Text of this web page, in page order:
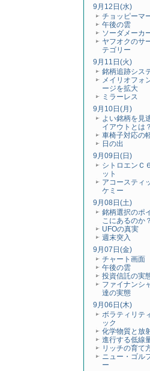
9月12日(水)
チョッピーマ
午後の雲
ソーダメーカ
ヤフオクのサ
テゴリー
9月11日(火)
銘柄追跡シス
メイリオフォ
ージを拡大
ミラーレス
9月10日(月)
よい銘柄を見
イアウトとは？
車椅子対応の
日の出
9月09日(日)
シトロエンＣ
ット
アコースティ
ケミー
9月08日(土)
銘柄選択のポ
こにあるのか？
UFOの真実
週末突入
9月07日(金)
チャート画面
午後の雲
投資信託の実
ファイナンシ
達の実態
9月06日(木)
ボラティリテ
ック
化学物質と放
進行する低線
リッチの育て
ニュー・ゴル
ー